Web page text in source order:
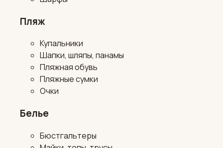
Пляж
Купальники
Шапки, шляпы, панамы
Пляжная обувь
Пляжные сумки
Очки
Белье
Бюстгальтеры